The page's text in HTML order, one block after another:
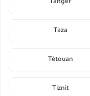
Tanger
Taza
Tétouan
Tiznit